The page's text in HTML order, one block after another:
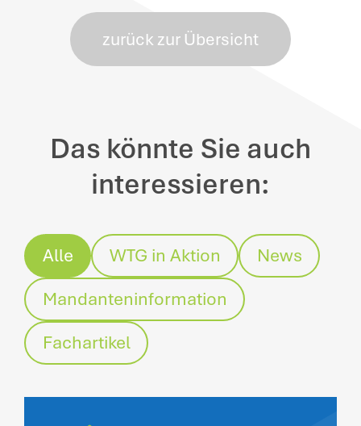
zurück zur Übersicht
Das könnte Sie auch
interessieren:
Alle WTG in Aktion
News
Mandanteninformation
Fachartikel